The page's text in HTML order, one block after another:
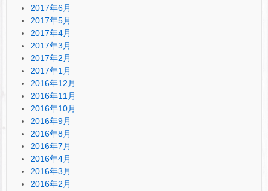
2017年6月
2017年5月
2017年4月
2017年3月
2017年2月
2017年1月
2016年12月
2016年11月
2016年10月
2016年9月
2016年8月
2016年7月
2016年4月
2016年3月
2016年2月